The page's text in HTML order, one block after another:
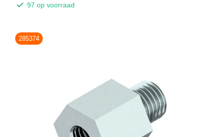
97 op voorraad
285374